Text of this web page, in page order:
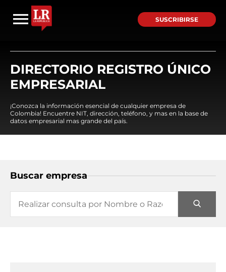
SUSCRIBIRSE
DIRECTORIO REGISTRO ÚNICO
EMPRESARIAL
¡Conozca la información esencial de cualquier empresa de
Colombia! Encuentre NIT, dirección, teléfono, y mas en la base de
datos empresarial mas grande del país.
Buscar empresa